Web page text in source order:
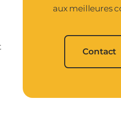
aux meilleures
Contact